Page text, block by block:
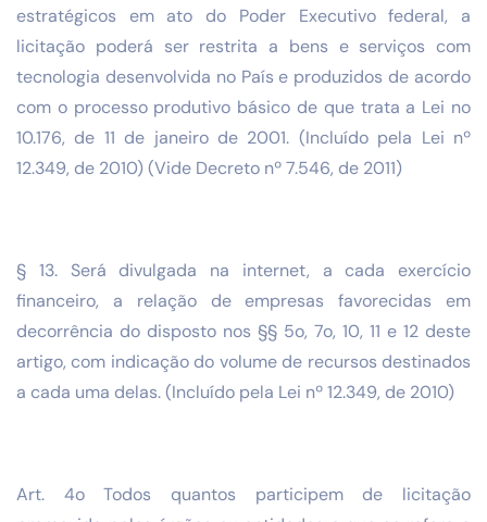
estratégicos em ato do Poder Executivo federal, a
licitação poderá ser restrita a bens e serviços com
tecnologia desenvolvida no País e produzidos de acordo
com o processo produtivo básico de que trata a Lei no
10.176, de 11 de janeiro de 2001. (Incluído pela Lei nº
12.349, de 2010) (Vide Decreto nº 7.546, de 2011)
§ 13. Será divulgada na internet, a cada exercício
financeiro, a relação de empresas favorecidas em
decorrência do disposto nos §§ 5o, 7o, 10, 11 e 12 deste
artigo, com indicação do volume de recursos destinados
a cada uma delas. (Incluído pela Lei nº 12.349, de 2010)
Art. 4o Todos quantos participem de licitação